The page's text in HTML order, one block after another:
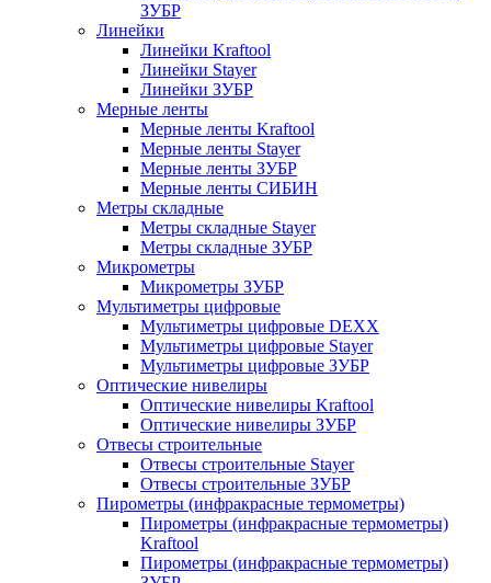
ЗУБР
Линейки
Линейки Kraftool
Линейки Stayer
Линейки ЗУБР
Мерные ленты
Мерные ленты Kraftool
Мерные ленты Stayer
Мерные ленты ЗУБР
Мерные ленты СИБИН
Метры складные
Метры складные Stayer
Метры складные ЗУБР
Микрометры
Микрометры ЗУБР
Мультиметры цифровые
Мультиметры цифровые DEXX
Мультиметры цифровые Stayer
Мультиметры цифровые ЗУБР
Оптические нивелиры
Оптические нивелиры Kraftool
Оптические нивелиры ЗУБР
Отвесы строительные
Отвесы строительные Stayer
Отвесы строительные ЗУБР
Пирометры (инфракрасные термометры)
Пирометры (инфракрасные термометры)
Kraftool
Пирометры (инфракрасные термометры)